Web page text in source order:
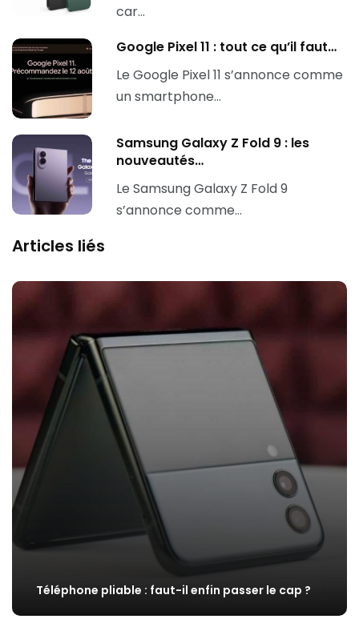
car…
Google Pixel 11 : tout ce qu’il faut…
Le Google Pixel 11 s’annonce comme
un smartphone…
Samsung Galaxy Z Fold 9 : les
nouveautés…
Le Samsung Galaxy Z Fold 9
s’annonce comme…
Articles liés
Téléphone pliable : faut-il enfin passer le cap ?